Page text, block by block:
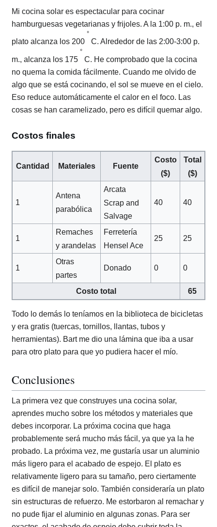
Mi cocina solar es espectacular para cocinar
hamburguesas vegetarianas y frijoles. A la 1:00 p. m., el
plato alcanza los 200
°
C. Alrededor de las 2:00-3:00 p.
m., alcanza los 175
°
C. He comprobado que la cocina
no quema la comida fácilmente. Cuando me olvido de
algo que se está cocinando, el sol se mueve en el cielo.
Eso reduce automáticamente el calor en el foco. Las
cosas se han caramelizado, pero es difícil quemar algo.
Costos finales
Cantidad Materiales Fuente
Costo
($)
Total
($)
1
Antena
parabólica
Arcata
Scrap and
Salvage
40 40
1
Remaches
y arandelas
Ferretería
Hensel Ace
25 25
1
Otras
partes
Donado 0 0
Costo total 65
Todo lo demás lo teníamos en la biblioteca de bicicletas
y era gratis (tuercas, tornillos, llantas, tubos y
herramientas). Bart me dio una lámina que iba a usar
para otro plato para que yo pudiera hacer el mío.
Conclusiones
La primera vez que construyes una cocina solar,
aprendes mucho sobre los métodos y materiales que
debes incorporar. La próxima cocina que haga
probablemente será mucho más fácil, ya que ya la he
probado. La próxima vez, me gustaría usar un aluminio
más ligero para el acabado de espejo. El plato es
relativamente ligero para su tamaño, pero ciertamente
es difícil de manejar solo. También consideraría un plato
sin estructuras de refuerzo. Me estorbaron al remachar y
no pude fijar el aluminio en algunas zonas. Para ser